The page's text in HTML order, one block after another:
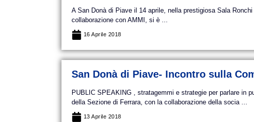
A San Donà di Piave il 14 aprile, nella prestigiosa Sala
collaborazione con AMMI, si è ...
16 Aprile 2018
San Donà di Piave- Incontro sulla
PUBLIC SPEAKING , stratagemmi e strategie per parlare in
della Sezione di Ferrara, con la collaborazione della socia ...
13 Aprile 2018